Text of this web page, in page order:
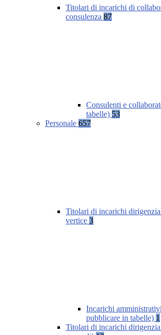
Titolari di incarichi di
consulenza 87
Consulenti e
tabelle) 53
Personale 657
Titolari di incarichi
vertice 3
Incarichi
pubblicare in tabelle) 1
Titolari di incarichi